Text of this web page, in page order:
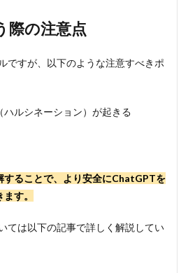
際の注意点
ですが、以下のような注意すべきポ
ハルシネーション）が起きる
することで、より安全にChatGPTを
す。
ては以下の記事で詳しく解説してい